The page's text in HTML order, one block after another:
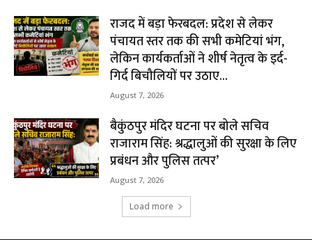
राजद में बड़ा फेरबदल: प्रदेश से लेकर
पंचायत स्तर तक की सभी कमेटियां भंग,
लेकिन कार्यकर्ताओं ने शीर्ष नेतृत्व के इर्द-
गिर्द बिचौलियों पर उठाए...
August 7, 2026
बैकुंठपुर मंदिर घटना पर बोले सचिव
राजाराम सिंह: श्रद्धालुओं की सुरक्षा के लिए
प्रबंधन और पुलिस तत्पर’
August 7, 2026
Load more